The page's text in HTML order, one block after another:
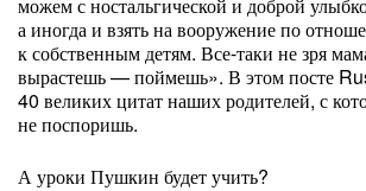
а иногда и взять на вооружение по
к собственным детям. Все-таки не зря
вырастешь — поймешь». В этом посте
40 великих цитат наших родителей, с
не поспоришь.
А уроки Пушкин будет учить?